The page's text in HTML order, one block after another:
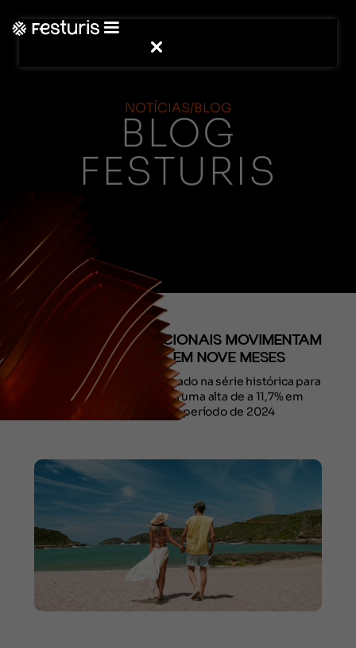
NOTÍCIAS/BLOG
BLOG
FESTURIS
(CONTEÚDO)
TURISTAS INTERNACIONAIS MOVIMENTAM
R$ 32 BILHÕES EM NOVE MESES
O valor é o maior já registrado na série histórica para
o período e representa uma alta de a 11,7% em
relação ao mesmo período de 2024